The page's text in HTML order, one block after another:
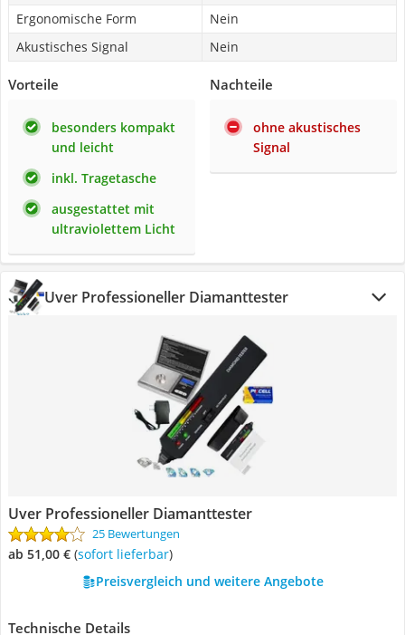
Ergonomische Form
Nein
Akustisches Signal
Nein
Vorteile
besonders kompakt
und leicht
inkl. Tragetasche
ausgestattet mit
ultraviolettem Licht
Nachteile
ohne akustisches
Signal
Uver Professioneller Diamanttester
Uver Professioneller Diamanttester
25 Bewertungen
ab 51,00 € ( Sofort lieferbar)
Preisvergleich und weitere Angebote
Technische Details